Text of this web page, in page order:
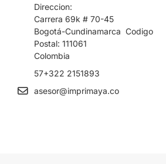
Direccion:
Carrera 69k # 70-45
Bogotá-Cundinamarca Codigo
Postal: 111061
Colombia
57+322 2151893
asesor@imprimaya.co